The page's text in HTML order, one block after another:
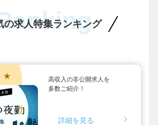
の求人特集ランキング
★
高収入の非公開求人を
多数ご紹介！
詳細を見る